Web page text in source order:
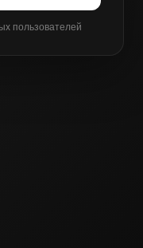
пользователей